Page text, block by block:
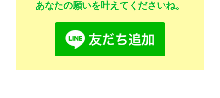
あなたの願いを叶えてくださいね。